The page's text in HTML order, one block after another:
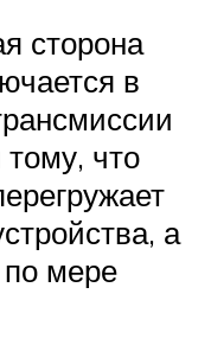
сторона
в
что
а
мере